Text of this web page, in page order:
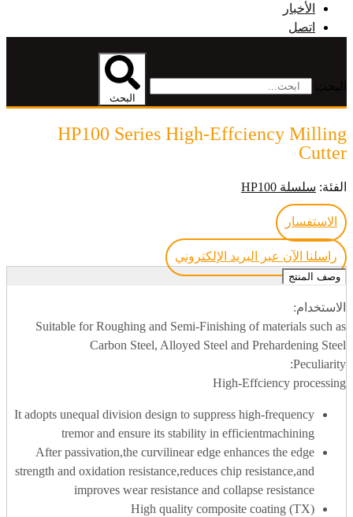
الأخبار
اتصل
البحث
HP100 Series High-Effciency Milling
Cutter
الفئة: سلسلة HP100
الاستفسار
راسلنا الآن عبر البريد الإلكتروني
وصف المنتج
الاستخدام:
Suitable for Roughing and Semi-Finishing of materials such as
Carbon Steel, Alloyed Steel and Prehardening Steel
Peculiarity:
High-Effciency processing
It adopts unequal division design to suppress high-frequency
tremor and ensure its stability in efficientmachining
After passivation,the curvilinear edge enhances the edge
strength and oxidation resistance,reduces chip resistance,and
improves wear resistance and collapse resistance
High quality composite coating (TX)